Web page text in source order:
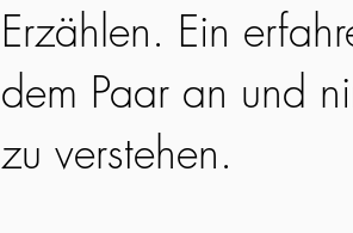
Erzählen. Ein
dem Paar an und
zu verstehen.